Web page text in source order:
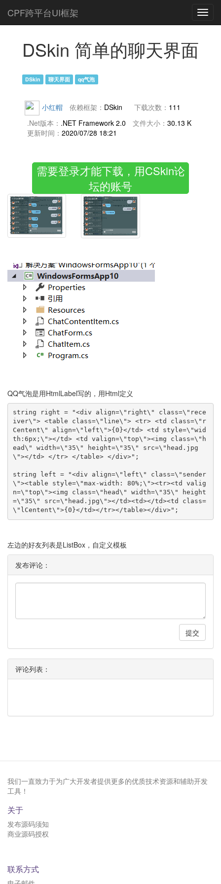
CPF跨平台UI框架
DSkin 简单的聊天界面
DSkin 聊天界面 qq气泡
小红帽 依赖框架： DSkin 下载次数： 111
.Net版本： .NET Framework 2.0 文件大小： 30.13 K
更新时间： 2020/07/28 18:21
需要登录才能下载，用CSkin论
坛的账号
QQ气泡是用HtmlLabel写的，用Html定义
string right = "<div align=\"right\" class=\"rece
iver\"> <table class=\"line\"> <tr> <td class=\"r
Centent\" align=\"left\">{0}</td> <td style=\"wid
th:6px;\"></td> <td valign=\"top\"><img class=\"h
ead\" width=\"35\" height=\"35\" src=\"head.jpg
\"></td> </tr> </table> </div>";
string left = "<div align=\"left\" class=\"sender
\"><table style=\"max-width: 80%;\"><tr><td valig
n=\"top\"><img class=\"head\" width=\"35\" height
=\"35\" src=\"head.jpg\"></td><td></td><td class=
\"lCentent\">{0}</td></tr></table></div>";
左边的好友列表是ListBox，自定义模板
发布评论：
提交
评论列表：
我们一直致力于为广大开发者提供更多的优质技术资源和辅助开发
工具！
关于
发布源码须知
商业源码授权
联系方式